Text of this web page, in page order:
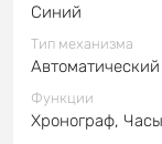
Синий
Тип механизма
Автоматический
Функции
Хронограф,